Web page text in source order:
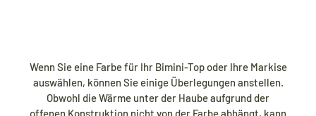
Wenn Sie eine Farbe für Ihr Bimini-Top oder Ihre Markise
auswählen, können Sie einige Überlegungen anstellen.
Obwohl die Wärme unter der Haube aufgrund der
offenen Konstruktion nicht von der Farbe abhängt, kann